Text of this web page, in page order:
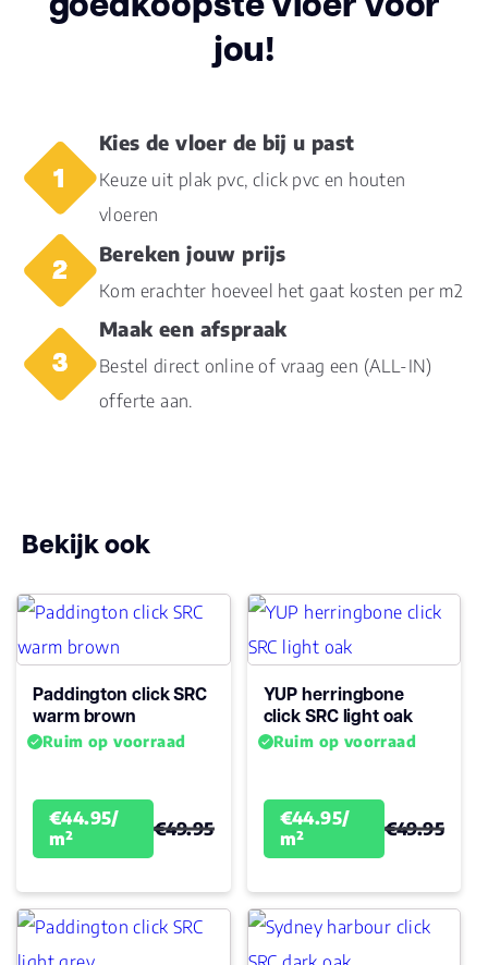
0.55
Dikte plank (mm) 8.0
V groef 4V
Gebruiksklasse 23, 42
Brandclassificatie Bfl-s1
Vloerverwarming
geschikt
Type click Click
Garantie
Woongebruik
(jaren)
Levenslang
Garantie
jou!
Kies de vloer de bij u past
Keuze uit plak pvc, click pvc en houten
vloeren
Bereken jouw prijs
Kom erachter hoeveel het gaat kosten per m2
Maak een afspraak
Bestel direct online of vraag een (ALL-IN)
offerte aan.
Bekijk ook
Paddington click SRC
warm brown
Ruim op voorraad
€44.95/
m²
€49.95
YUP herringbone
click SRC light oak
Ruim op voorraad
€44.95/
m²
€49.95